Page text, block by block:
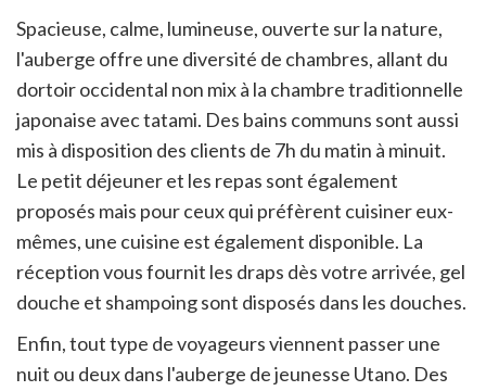
Spacieuse, calme, lumineuse, ouverte sur la nature,
l'auberge offre une diversité de chambres, allant du
dortoir occidental non mix à la chambre traditionnelle
japonaise avec tatami. Des bains communs sont aussi
mis à disposition des clients de 7h du matin à minuit.
Le petit déjeuner et les repas sont également
proposés mais pour ceux qui préfèrent cuisiner eux-
mêmes, une cuisine est également disponible. La
réception vous fournit les draps dès votre arrivée, gel
douche et shampoing sont disposés dans les douches.
Enfin, tout type de voyageurs viennent passer une
nuit ou deux dans l'auberge de jeunesse Utano. Des